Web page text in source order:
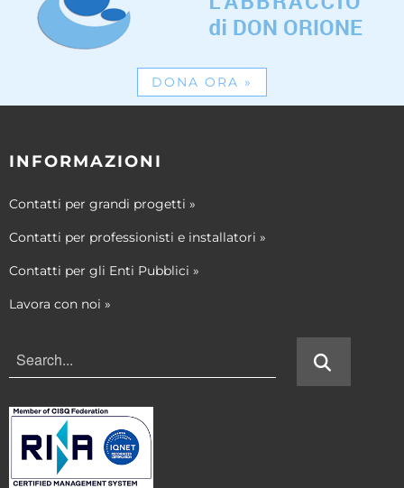
DONA ORA »
INFORMAZIONI
Contatti per grandi progetti »
Contatti per professionisti e installatori »
Contatti per gli Enti Pubblici »
Lavora con noi »